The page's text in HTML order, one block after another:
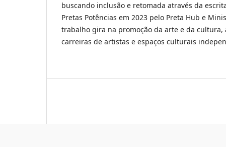
buscando inclusão e retomada através da
Pretas Potências em 2023 pelo Preta Hub e
trabalho gira na promoção da arte e da
carreiras de artistas e espaços culturais